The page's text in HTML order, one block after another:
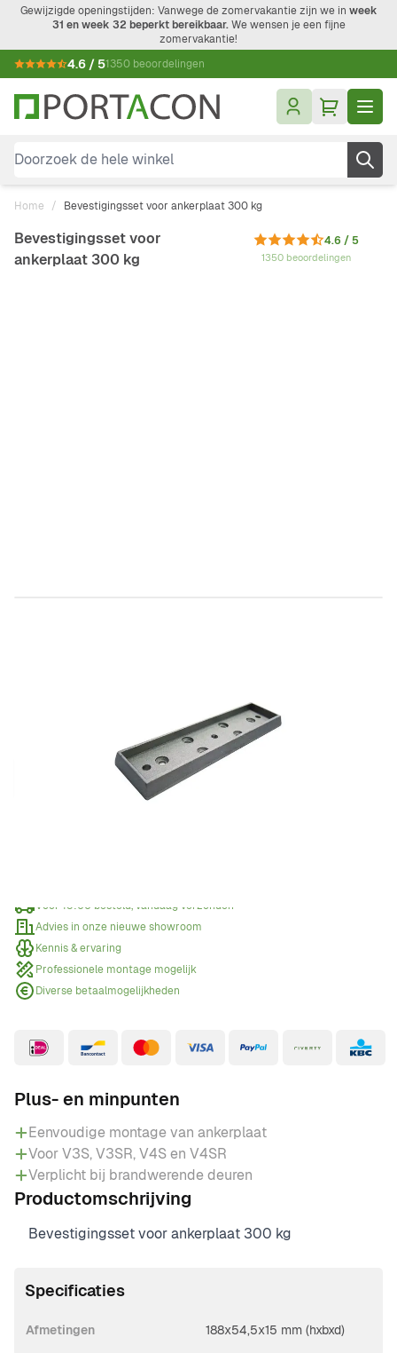
Ga naar de inhoud
Gewijzigde openingstijden: Vanwege de zomervakantie zijn we in week
31 en week 32 beperkt bereikbaar.We wensen je een fijne
zomervakantie!
4.6 / 51350 beoordelingen
Doorzoek de hele winkel
Home / Bevestigingsset voor ankerplaat 300 kg
Bevestigingsset voor
ankerplaat 300 kg
4.6 / 5
1350 beoordelingen
Voor 15:00 besteld, vandaag verzonden
Advies in onze nieuwe showroom
Kennis & ervaring
Professionele montage mogelijk
Diverse betaalmogelijkheden
Plus- en minpunten
Eenvoudige montage van ankerplaat
Voor V3S, V3SR, V4S en V4SR
Verplicht bij brandwerende deuren
Productomschrijving
Bevestigingsset voor ankerplaat 300 kg
Specificaties
Afmetingen 188x54,5x15 mm (hxbxd)